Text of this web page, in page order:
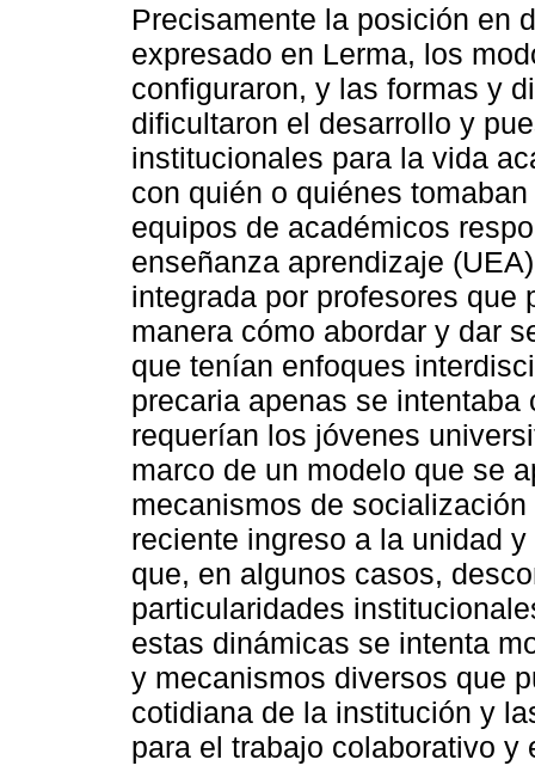
Precisamente la posición en
expresado en Lerma, los
configuraron, y las formas y
dificultaron el desarrollo y
institucionales para la vida
con quién o quiénes
equipos de académicos
enseñanza aprendizaje
integrada por profesores
manera cómo abordar y dar
que tenían enfoques
precaria apenas se
requerían los jóvenes
marco de un modelo que se
mecanismos de
reciente ingreso a la unidad
que, en algunos casos,
particularidades
estas dinámicas se intenta
y mecanismos diversos que
cotidiana de la institución y
para el trabajo colaborativo y